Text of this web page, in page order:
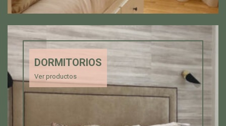
DORMITORIOS
Ver productos